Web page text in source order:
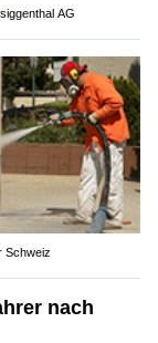
AG
Schweiz
nach